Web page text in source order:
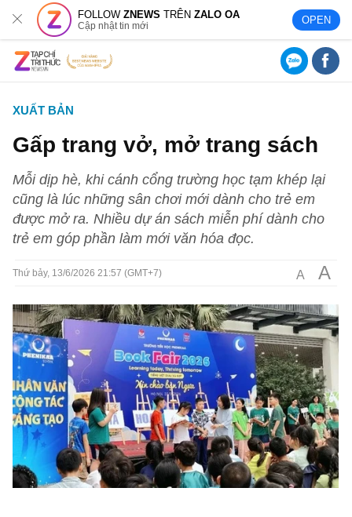
FOLLOWZNEWS TRÊNZALO OA
Cập nhật tin mới OPEN
XUẤT BẢN
Gấp trang vở, mở trang sách
Mỗi dịp hè, khi cánh cổng trường học tạm khép lại
cũng là lúc những sân chơi mới dành cho trẻ em
được mở ra. Nhiều dự án sách miễn phí dành cho
trẻ em góp phần làm mới văn hóa đọc.
Thứ bảy, 13/6/2026 21:57 (GMT+7) A A